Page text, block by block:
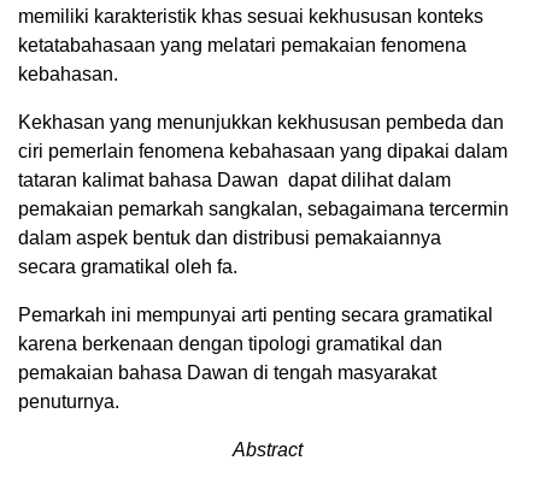
memiliki karakteristik khas sesuai kekhususan konteks
ketatabahasaan yang melatari pemakaian fenomena
kebahasan.
Kekhasan yang menunjukkan kekhususan pembeda dan
ciri pemerlain fenomena kebahasaan yang dipakai dalam
tataran kalimat bahasa Dawan dapat dilihat dalam
pemakaian pemarkah sangkalan, sebagaimana tercermin
dalam aspek bentuk dan distribusi pemakaiannya
secara gramatikal oleh fa.
Pemarkah ini mempunyai arti penting secara gramatikal
karena berkenaan dengan tipologi gramatikal dan
pemakaian bahasa Dawan di tengah masyarakat
penuturnya.
Abstract